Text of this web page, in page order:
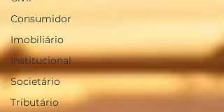
Consumidor
Imobiliário
Institucional
Societário
Tributário